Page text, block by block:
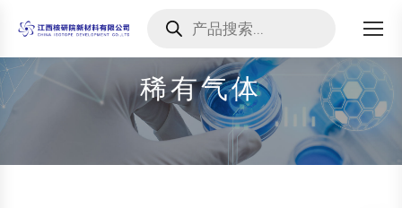
search
稀有气体
您在这里：